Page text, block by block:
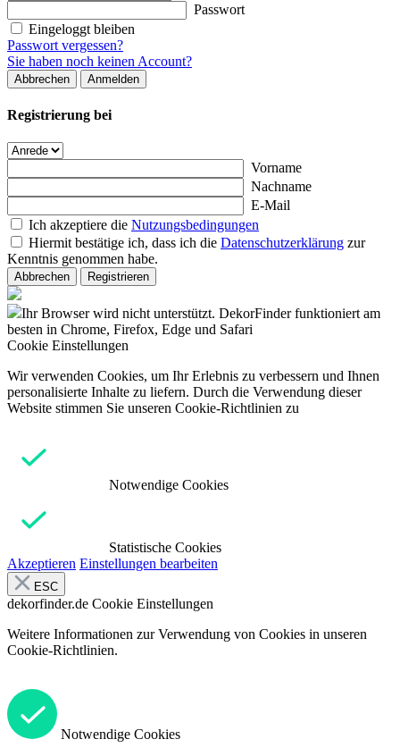
Passwort
Eingeloggt bleiben
Passwort vergessen?
Sie haben noch keinen Account?
Abbrechen Anmelden
Registrierung bei
Vorname
Nachname
E-Mail
Ich akzeptiere die Nutzungsbedingungen
Hiermit bestätige ich, dass ich die Datenschutzerklärung zur
Kenntnis genommen habe.
Abbrechen Registrieren
Ihr Browser wird nicht unterstützt. DekorFinder funktioniert am
besten in Chrome, Firefox, Edge und Safari
Cookie Einstellungen
Wir verwenden Cookies, um Ihr Erlebnis zu verbessern und Ihnen
personalisierte Inhalte zu liefern. Durch die Verwendung dieser
Website stimmen Sie unseren Cookie-Richtlinien zu
Notwendige Cookies
Statistische Cookies
Akzeptieren Einstellungen bearbeiten
ESC
dekorfinder.de Cookie Einstellungen
Weitere Informationen zur Verwendung von Cookies in unseren
Cookie-Richtlinien.
Notwendige Cookies